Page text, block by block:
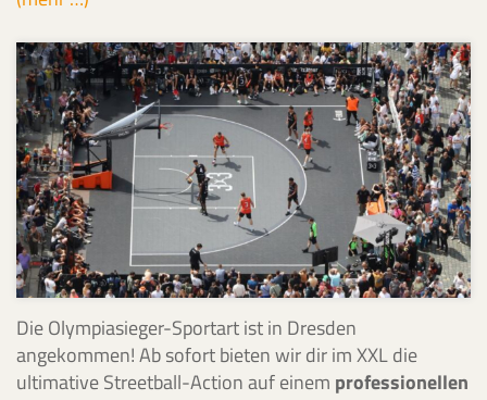
Die Olympiasieger-Sportart ist in Dresden
angekommen! Ab sofort bieten wir dir im XXL die
ultimative Streetball-Action auf einem professionellen